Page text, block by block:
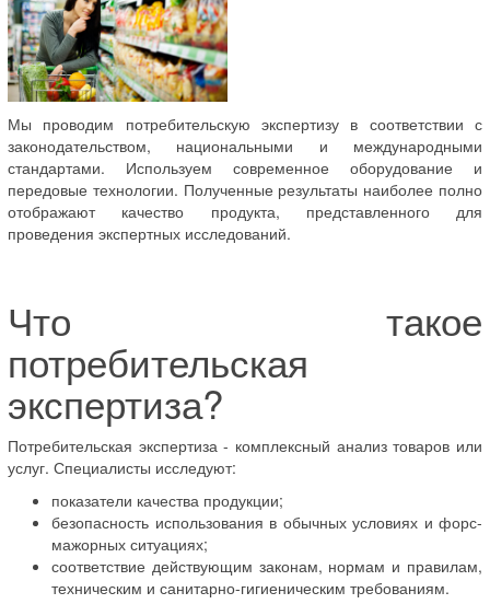
Мы проводим потребительскую экспертизу в соответствии с
законодательством, национальными и международными
стандартами. Используем современное оборудование и
передовые технологии. Полученные результаты наиболее полно
отображают качество продукта, представленного для
проведения экспертных исследований.
Что такое
потребительская
экспертиза?
Потребительская экспертиза - комплексный анализ товаров или
услуг. Специалисты исследуют:
показатели качества продукции;
безопасность использования в обычных условиях и форс-
мажорных ситуациях;
соответствие действующим законам, нормам и правилам,
техническим и санитарно-гигиеническим требованиям.